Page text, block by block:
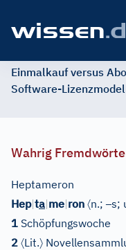
Einmalkauf versus
Software-
Wahrig
Heptameron
Hep|ta|me|ron 〈n.;–s;
1 Schöpfungswoche
2 〈Lit.〉